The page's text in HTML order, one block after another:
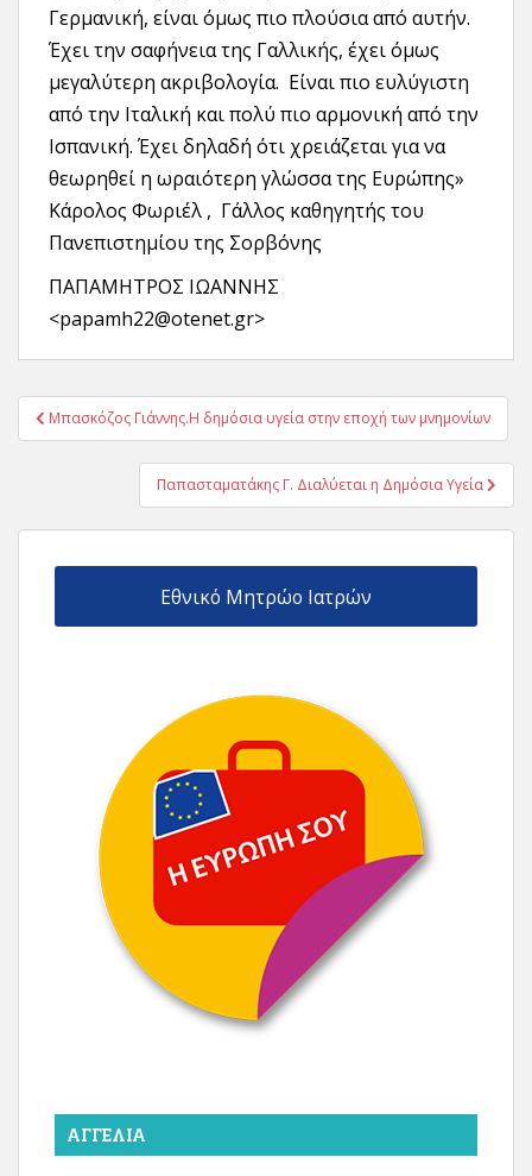
Γερμανική, είναι όμως πιο πλούσια από αυτήν.
Έχει την σαφήνεια της Γαλλικής, έχει όμως
μεγαλύτερη ακριβολογία. Είναι πιο ευλύγιστη
από την Ιταλική και πολύ πιο αρμονική από την
Ισπανική. Έχει δηλαδή ότι χρειάζεται για να
θεωρηθεί η ωραιότερη γλώσσα της Ευρώπης»
Κάρολος Φωριέλ , Γάλλος καθηγητής του
Πανεπιστημίου της Σορβόνης
ΠΑΠΑΜΗΤΡΟΣ ΙΩΑΝΝΗΣ
<papamh22@otenet.gr>
Πλοήγηση
άρθρων
Μπασκόζος Γιάννης.Η δημόσια υγεία στην εποχή των μνημονίων
Παπασταματάκης Γ. Διαλύεται η Δημόσια Υγεία
Εθνικό Μητρώο Ιατρών
ΑΓΓΕΛΊΑ